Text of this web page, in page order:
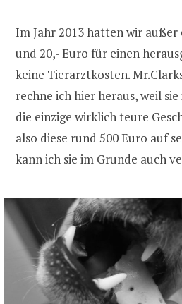
Im Jahr 2013 hatten wir
und 20,- Euro für einen
keine Tierarztkosten.
rechne ich hier heraus, weil
die einzige wirklich teure
also diese rund 500 Euro auf
kann ich sie im Grunde auch